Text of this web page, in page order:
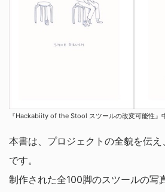
『Hackabiity of the Stool スツールの改変可能性』
本書は、プロジェクトの全貌を伝
です。
制作された全100脚のスツールの写